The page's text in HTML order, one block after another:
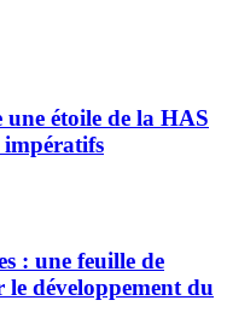
étoile de la HAS
impératifs
: une feuille de
le développement du